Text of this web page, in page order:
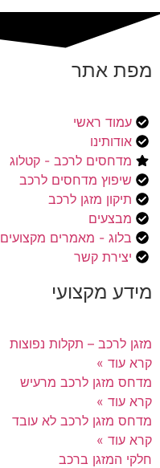
מפת אתר
עמוד ראשי
אודותינו
מדחסים לרכב - קטלוג
שיפוץ מדחסים לרכב
תיקון מזגן לרכב
מבצעים
בלוג - מאמרים מקצועים
יצירת קשר
מידע מקצועי
מזגן לרכב – תקלות נפוצות
קרא עוד »
מדחס מזגן לרכב מרעיש
קרא עוד »
מדחס מזגן לרכב לא עובד
קרא עוד »
חלקי המזגן ברכב